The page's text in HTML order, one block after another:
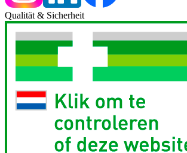
Qualität & Sicherheit